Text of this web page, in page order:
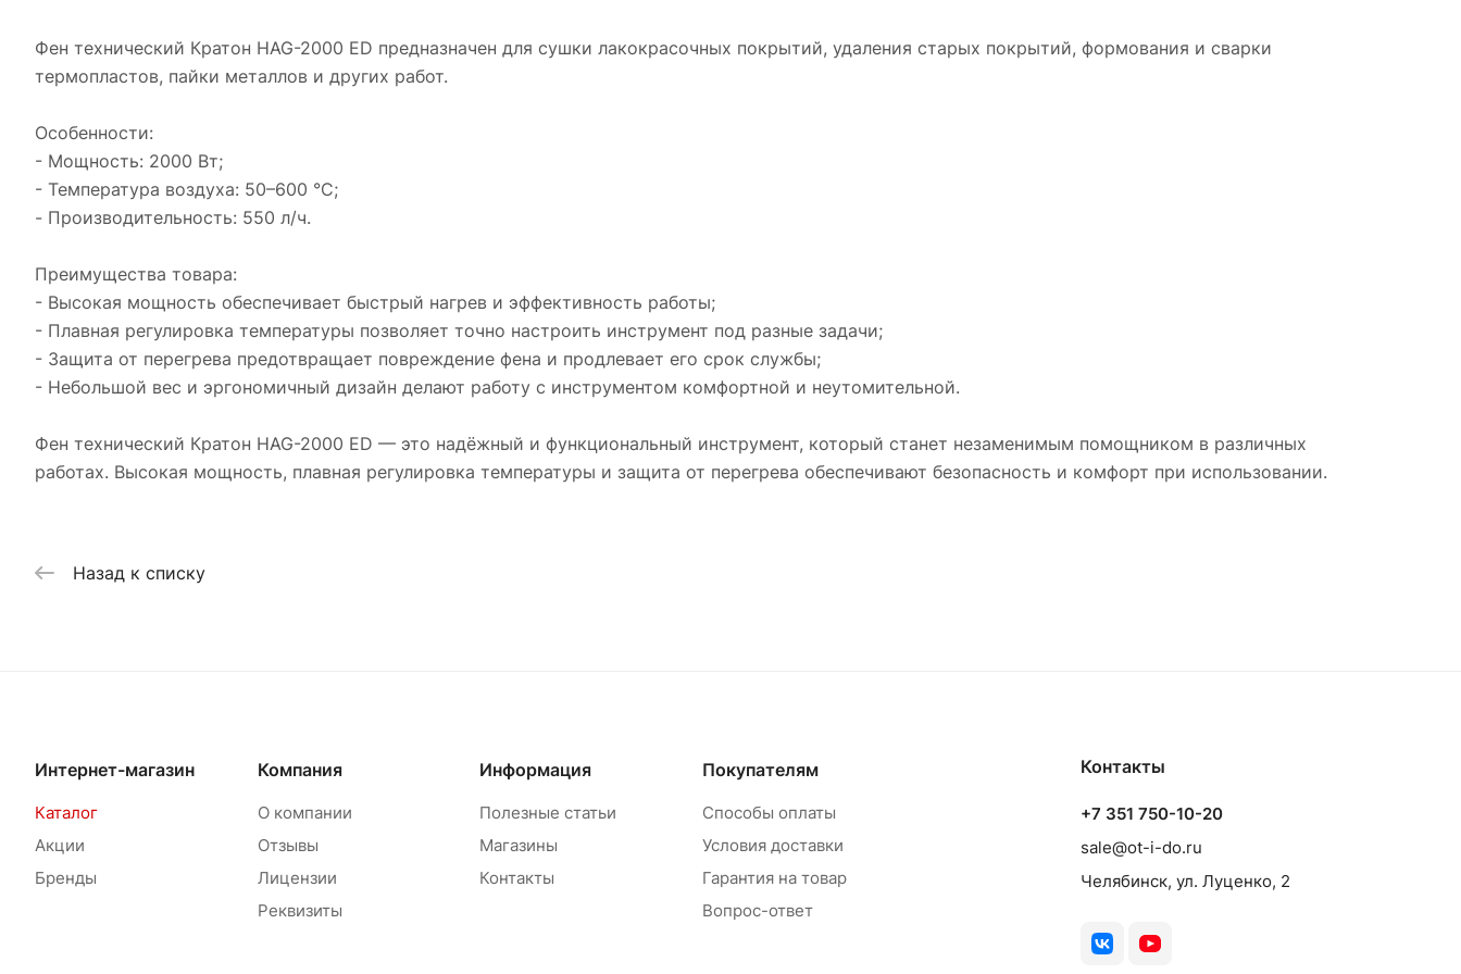
Фен технический Кратон HAG-2000 ED — это
Фен технический Кратон HAG-2000 ED предназначен для сушки лакокрасочных покрытий, удаления старых покрытий, формования и сварки
термопластов, пайки металлов и других работ.
Особенности:
- Мощность: 2000 Вт;
- Температура воздуха: 50–600 °C;
- Производительность: 550 л/ч.
Преимущества товара:
- Высокая мощность обеспечивает быстрый нагрев и эффективность работы;
- Плавная регулировка температуры позволяет точно настроить инструмент под разные задачи;
- Защита от перегрева предотвращает повреждение фена и продлевает его срок службы;
- Небольшой вес и эргономичный дизайн делают работу с инструментом комфортной и неутомительной.
Фен технический Кратон HAG-2000 ED — это надёжный и функциональный инструмент, который станет незаменимым помощником в различных
работах. Высокая мощность, плавная регулировка температуры и защита от перегрева обеспечивают безопасность и комфорт при использовании.
Назад к списку
Интернет-магазин
Каталог
Акции
Бренды
Компания
О компании
Отзывы
Лицензии
Реквизиты
Информация
Полезные статьи
Магазины
Контакты
Покупателям
Способы оплаты
Условия доставки
Гарантия на товар
Вопрос-ответ
Контакты
+7 351 750-10-20
sale@ot-i-do.ru
Челябинск, ул. Луценко, 2